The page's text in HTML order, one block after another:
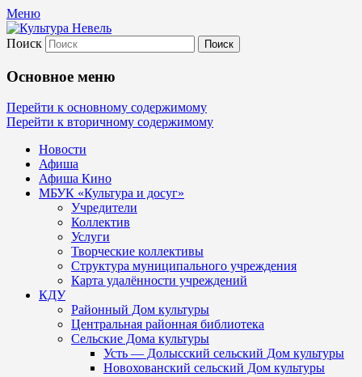
Меню
Культура Невель
МБУК Невельского района "Культура
и досуг"
Поиск
Основное меню
Перейти к основному содержимому
Перейти к вторичному содержимому
Новости
Афиша
Афиша Кино
МБУК «Культура и досуг»
Учредители
Коллектив
Услуги
Творческие коллективы
Структура муниципального учреждения
Карта удалённости учреждений
КДУ
Районный Дом культуры
Центральная районная библиотека
Сельские Дома культуры
Усть — Долысский сельский Дом культуры
Новохованский сельский Дом культуры